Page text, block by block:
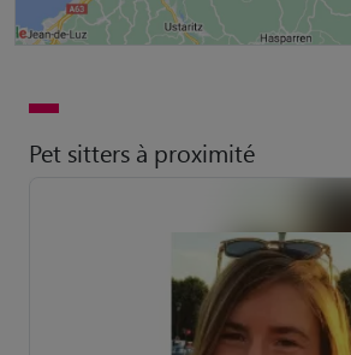
Pet sitters à proximité